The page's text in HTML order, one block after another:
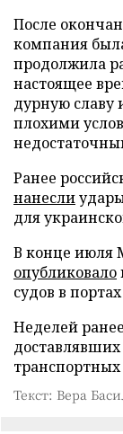
После
компания
продолжила
настоящее
дурную славу
плохими
Ранее
нанесли
для
В конце июля
опубликовало
судов в
Неделей
транспортных
Текст: Вера